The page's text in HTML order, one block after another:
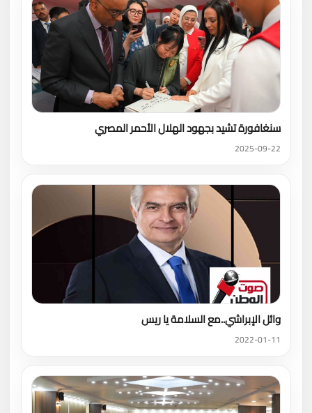
سنغافورة تشيد بجهود الهلال الأحمر المصري
2025-09-22
وائل الإبراشي..مع السلامة يا ريس
2022-01-11